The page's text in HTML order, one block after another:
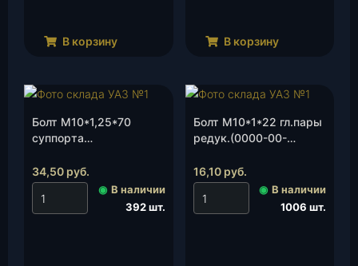
В корзину В корзину
Болт М10*1,25*70
суппорта
9377 1687), шт.
34,50 руб.
◉ В наличии
392 шт.
Болт М10*1*22 гл.пары
редук.(0000-00-
16,10 руб.
◉ В наличии
1006 шт.